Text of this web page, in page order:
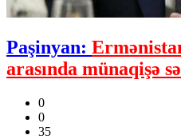
Paşinyan:
arasında münaqişə
0
0
35